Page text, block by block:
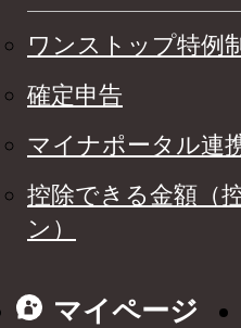
ワンストップ特例
確定申告
マイナポータル連
控除できる金額（
ン）
マイページ